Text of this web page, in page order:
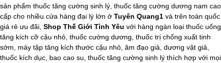
sản phẩm thuốc tăng cường sinh lý, thuốc tăng cường dương nam cao
cấp cho nhiều cửa hàng đại lý lớn ở Tuyên Quang1 và trên toàn quốc
giá rẻ ưu đãi, Shop Thế Giới Tình Yêu với hàng ngàn loại thuốc uống
tăng kích cỡ cậu nhỏ, thuốc cường dương, thuốc trị chống xuất tinh
sớm, máy tập tăng kích thước cậu nhỏ, âm đạo giả, dương vật giả,
thuốc kích dục, bao cao su, thuốc tăng cường sinh lý thích hợp với mọi